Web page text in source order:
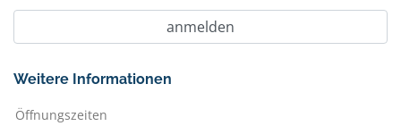
Weitere Informationen
Öffnungszeiten